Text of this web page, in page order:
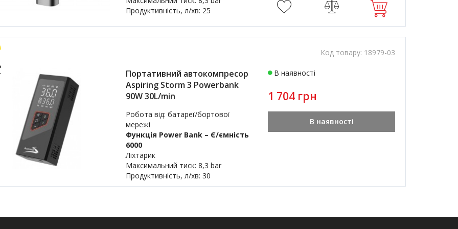
Продуктивність, л/хв: 25
Код товару: 18979-03
Портативний автокомпресор
Aspiring Storm 3 Powerbank
90W 30L/min
Робота від: батареї/бортової
мережі
Функція Power Bank – Є/ємність
6000
Ліхтарик
Максимальний тиск: 8,3 bar
Продуктивність, л/хв: 30
В наявності
1 704 грн
В наявності